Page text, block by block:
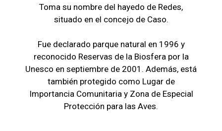
Toma su nombre del hayedo de Redes,
situado en el concejo de Caso.
Fue declarado parque natural en 1996 y
reconocido Reservas de la Biosfera por la
Unesco en septiembre de 2001. Además, está
también protegido como Lugar de
Importancia Comunitaria y Zona de Especial
Protección para las Aves.